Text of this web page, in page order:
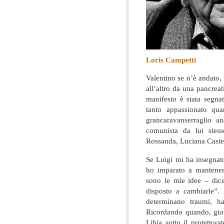
Loris Campetti
Valentino se n’è
all’altro da una
manifesto è stata
tanto appassionato
grancaravanserraglio
comunista da lui
Rossanda, Luciana
Se Luigi mi ha
ho imparato a
sono le mie idee –
disposto a
determinano traumi,
Ricordando quando,
Libia sotto il